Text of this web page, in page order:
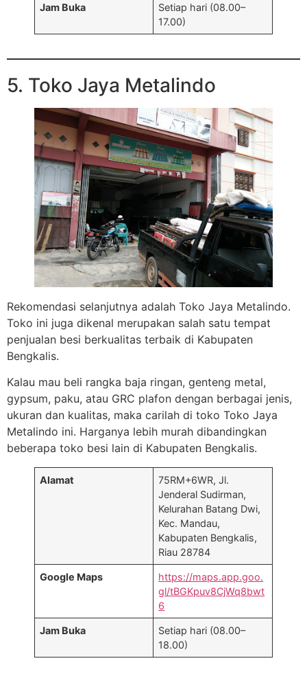
Jam Buka
Setiap hari (08.00–
17.00)
5. Toko Jaya Metalindo
Rekomendasi selanjutnya adalah Toko Jaya Metalindo.
Toko ini juga dikenal merupakan salah satu tempat
penjualan besi berkualitas terbaik di Kabupaten
Bengkalis.
Kalau mau beli rangka baja ringan, genteng metal,
gypsum, paku, atau GRC plafon dengan berbagai jenis,
ukuran dan kualitas, maka carilah di toko Toko Jaya
Metalindo ini. Harganya lebih murah dibandingkan
beberapa toko besi lain di Kabupaten Bengkalis.
Alamat
75RM+6WR, Jl.
Jenderal Sudirman,
Kelurahan Batang Dwi,
Kec. Mandau,
Kabupaten Bengkalis,
Riau 28784
Google Maps
https://maps.app.goo.
gl/tBGKpuv8CjWq8bwt
6
Jam Buka
Setiap hari (08.00–
18.00)